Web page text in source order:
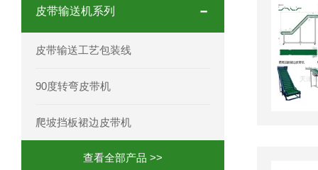
皮带输送机系列
皮带输送工艺包装线
90度转弯皮带机
爬坡挡板裙边皮带机
查看全部产品 >>